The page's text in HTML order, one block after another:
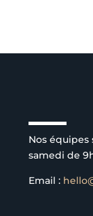
Nos
samedi de
Email :